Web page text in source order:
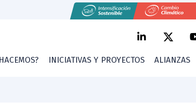
INICIATIVAS Y PROYECTOS ALIANZAS